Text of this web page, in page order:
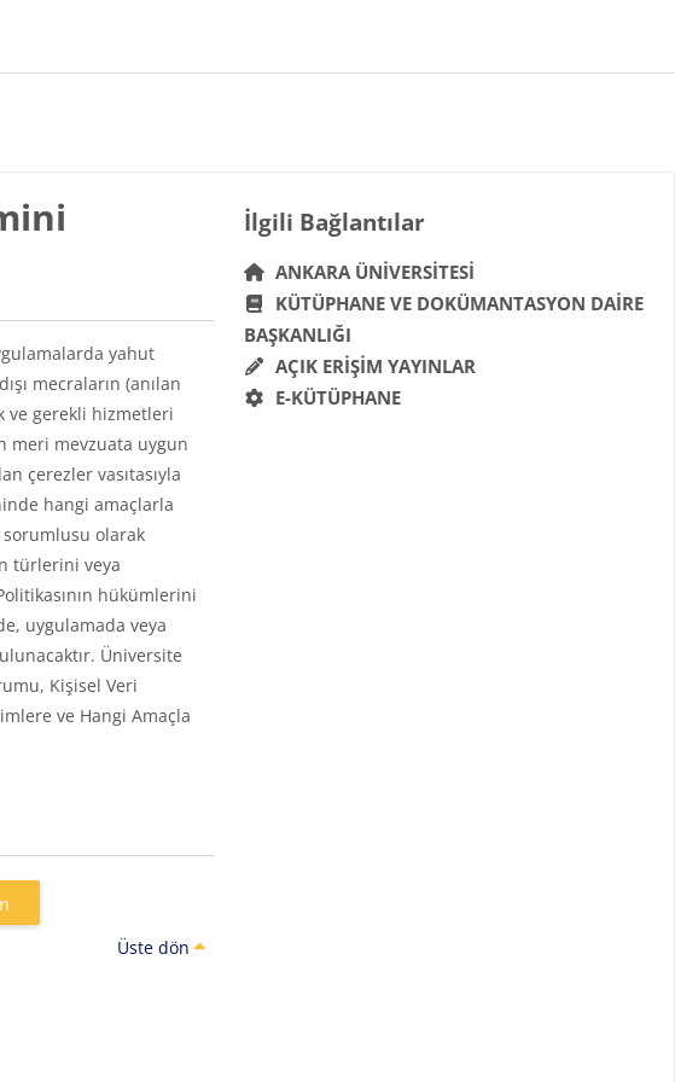
yahut
mecraların (anılan
ve gerekli hizmetleri
meri mevzuata uygun
çerezler vasıtasıyla
hangi amaçlarla
sorumlusu olarak
türlerini veya
hükümlerini
uygulamada veya
Üniversite
Kişisel Veri
ve Hangi Amaçla
Üste dön
Bloklar
İlgili Bağlantılar 'yı atla
İlgili Bağlantılar
ANKARA ÜNIVERSITESI
KÜTÜPHANE VE DOKÜMANTASYON DAIRE
BAŞKANLIĞI
AÇIK ERIŞIM YAYINLAR
E-KÜTÜPHANE